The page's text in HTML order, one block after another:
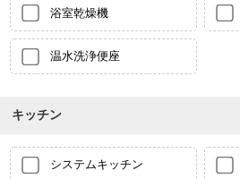
浴室乾燥機
温水洗浄便座
キッチン
システムキッチン